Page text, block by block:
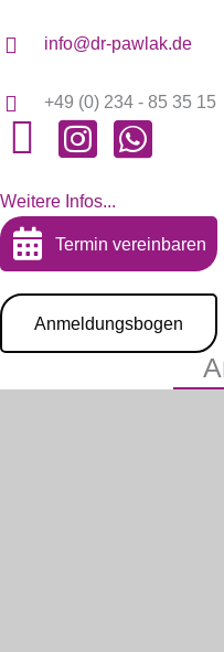
info@dr-pawlak.de
+49 (0) 234 - 85 35 15
Weitere Infos...
Termin vereinbaren
Anmeldungsbogen